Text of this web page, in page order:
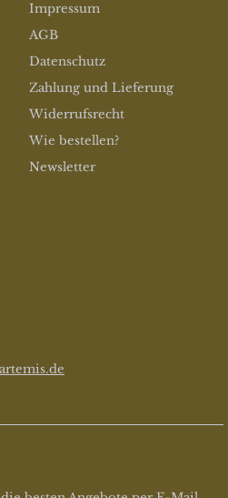
Impressum
AGB
Datenschutz
Zahlung und Lieferung
Widerrufsrecht
Wie bestellen?
Newsletter